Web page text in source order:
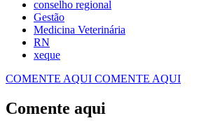
conselho regional
Gestão
Medicina Veterinária
RN
xeque
COMENTE AQUI COMENTE AQUI
Comente aqui